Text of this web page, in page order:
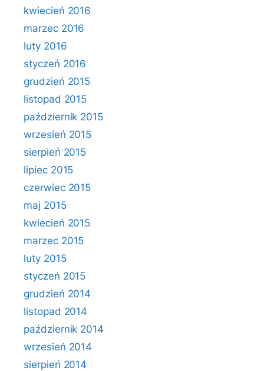
kwiecień 2016
marzec 2016
luty 2016
styczeń 2016
grudzień 2015
listopad 2015
październik 2015
wrzesień 2015
sierpień 2015
lipiec 2015
czerwiec 2015
maj 2015
kwiecień 2015
marzec 2015
luty 2015
styczeń 2015
grudzień 2014
listopad 2014
październik 2014
wrzesień 2014
sierpień 2014